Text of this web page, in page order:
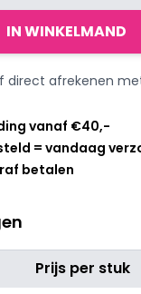
IN WINKELMAND
direct afrekenen
vanaf €40,-
= vandaag
betalen
Prijs per stuk